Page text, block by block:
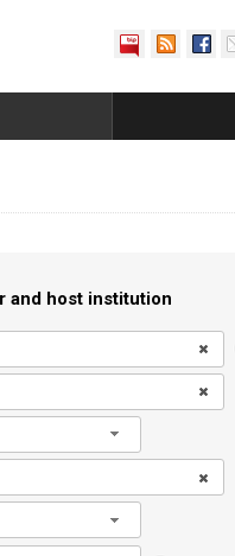
and host institution